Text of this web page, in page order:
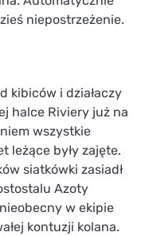
niepostrzeżenie.
kibiców i działaczy
halce Riviery już na
wszystkie
leżące były zajęte.
siatkówki zasiadł
Azoty
w ekipie
kontuzji kolana.